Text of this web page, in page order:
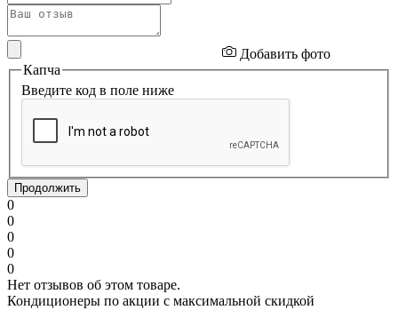
Добавить фото
Капча
Введите код в поле ниже
Продолжить
0
0
0
0
0
Нет отзывов об этом товаре.
Кондиционеры по акции с максимальной скидкой